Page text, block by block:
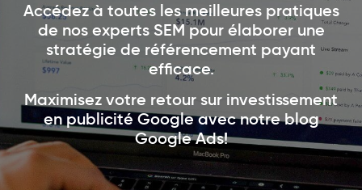
Accédez à toutes les meilleures pratiques
de nos experts SEM pour élaborer une
stratégie de référencement payant
efficace.
Maximisez votre retour sur investissement
en publicité Google avec notre blog
Google Ads!